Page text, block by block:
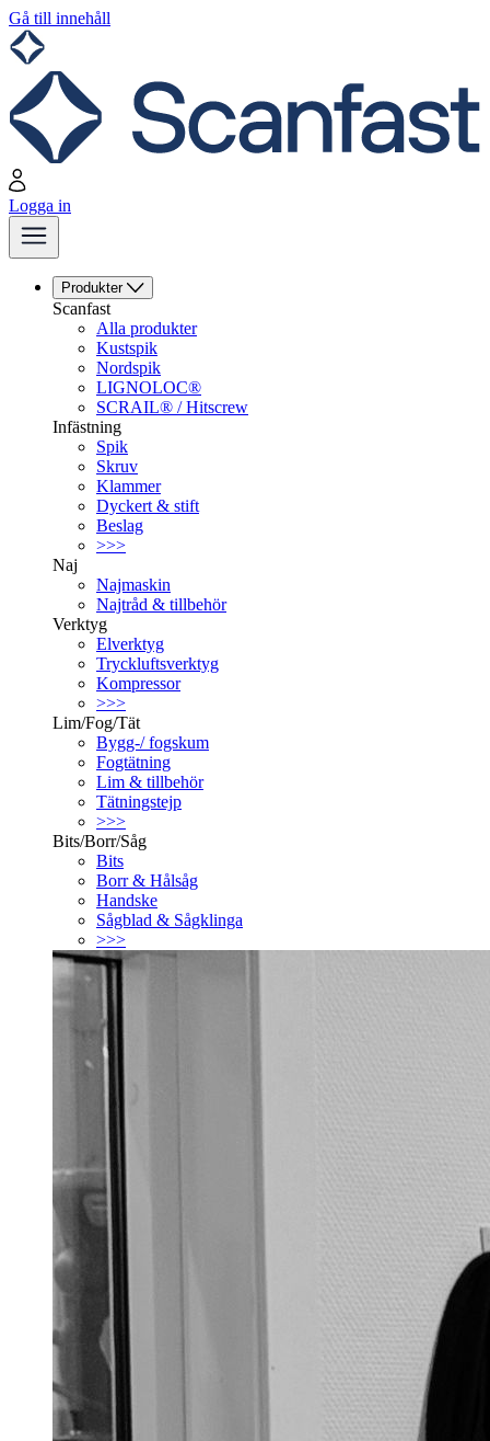
Gå till innehåll
Logga in
Produkter
Scanfast
Alla produkter
Kustspik
Nordspik
LIGNOLOC®
SCRAIL® / Hitscrew
Infästning
Spik
Skruv
Klammer
Dyckert & stift
Beslag
>>>
Naj
Najmaskin
Najtråd & tillbehör
Verktyg
Elverktyg
Tryckluftsverktyg
Kompressor
>>>
Lim/Fog/Tät
Bygg-/ fogskum
Fogtätning
Lim & tillbehör
Tätningstejp
>>>
Bits/Borr/Såg
Bits
Borr & Hålsåg
Handske
Sågblad & Sågklinga
>>>